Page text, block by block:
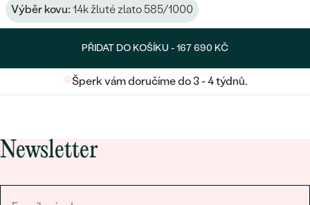
Výběr kovu: 14k žluté zlato 585/1000
PŘIDAT DO KOŠÍKU -167 690 KČ
Šperk vám doručíme do 3 - 4 týdnů.
Newsletter